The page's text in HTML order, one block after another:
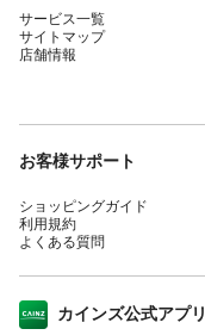
サービス一覧
サイトマップ
店舗情報
お客様サポート
ショッピングガイド
利用規約
よくある質問
カインズ公式アプリ